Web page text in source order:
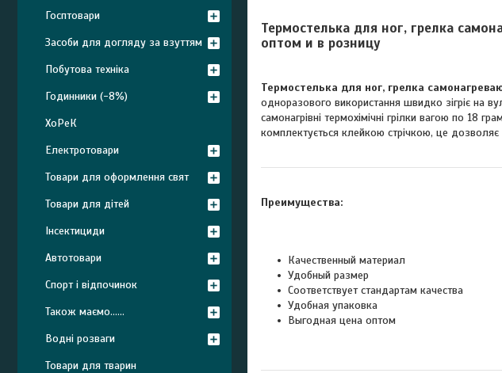
Термостелька для ног, грелка
оптом и в розницу
Термостелька для ног, грелка
одноразового використання швидко зігріє на
самонагрівні термохімічні грілки вагою по 18
комплектується клейкою стрічкою, це
Преимущества:
Качественный материал
Удобный размер
Соответствует стандартам качества
Удобная упаковка
Выгодная цена оптом
Госптовари
Засоби для догляду за взуттям
Побутова техніка
Годинники (-8%)
ХоРеК
Електротовари
Товари для оформлення свят
Товари для дітей
Інсектициди
Автотовари
Спорт і відпочинок
Також маємо......
Водні розваги
Товари для тварин